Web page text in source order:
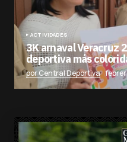
ACTIVIDADES
3K arnaval Veracruz
deportiva más
por Central Deportiva